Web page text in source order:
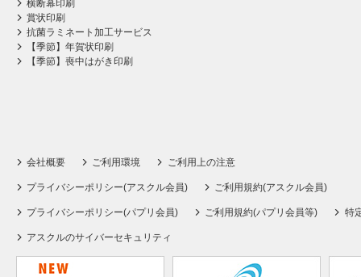
横断幕印刷
賞状印刷
抗菌ラミネート加工サービス
【季節】年賀状印刷
【季節】喪中はがき印刷
会社概要 ご利用環境 ご利用上の注意
プライバシーポリシー(アスクル会員) ご利用規約(アスクル会員)
プライバシーポリシー(パプリ会員) ご利用規約(パプリ会員等) 特
アスクルのサイバーセキュリティ